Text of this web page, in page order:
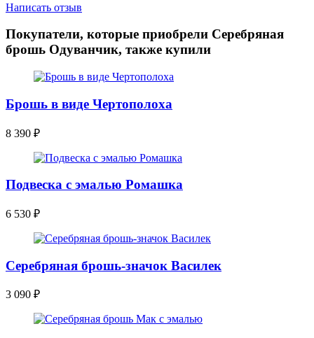
Написать отзыв
Покупатели, которые приобрели Серебряная
брошь Одуванчик, также купили
Брошь в виде Чертополоха
8 390 ₽
Подвеска с эмалью Ромашка
6 530 ₽
Серебряная брошь-значок Василек
3 090 ₽